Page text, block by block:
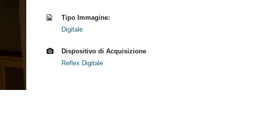
Tipo Immagine:
Digitale
Dispositivo di Acquisizione
Reflex Digitale